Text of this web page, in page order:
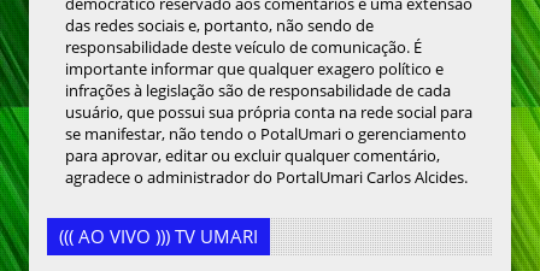
das redes sociais e, portanto, não sendo de
responsabilidade deste veículo de comunicação. É
importante informar que qualquer exagero político e
infrações à legislação são de responsabilidade de cada
usuário, que possui sua própria conta na rede social para
se manifestar, não tendo o PotalUmari o gerenciamento
para aprovar, editar ou excluir qualquer comentário,
agradece o administrador do PortalUmari Carlos Alcides.
((( AO VIVO ))) TV UMARI